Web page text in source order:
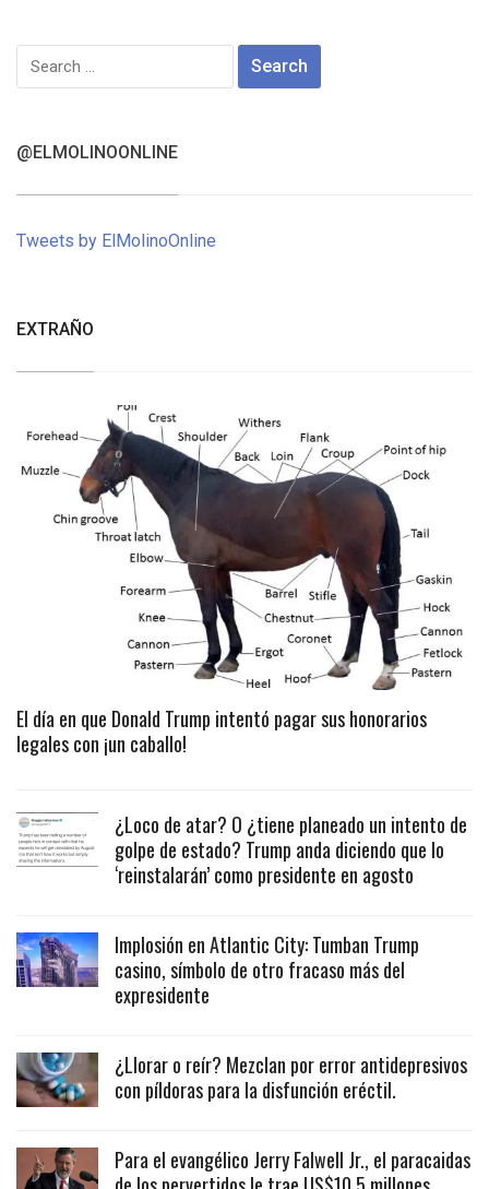
Search
for:
@ELMOLINOONLINE
Tweets by ElMolinoOnline
EXTRAÑO
El día en que Donald Trump intentó pagar sus honorarios
legales con ¡un caballo!
¿Loco de atar? O ¿tiene planeado un intento de
golpe de estado? Trump anda diciendo que lo
‘reinstalarán’ como presidente en agosto
Implosión en Atlantic City: Tumban Trump
casino, símbolo de otro fracaso más del
expresidente
¿Llorar o reír? Mezclan por error antidepresivos
con píldoras para la disfunción eréctil.
Para el evangélico Jerry Falwell Jr., el paracaidas